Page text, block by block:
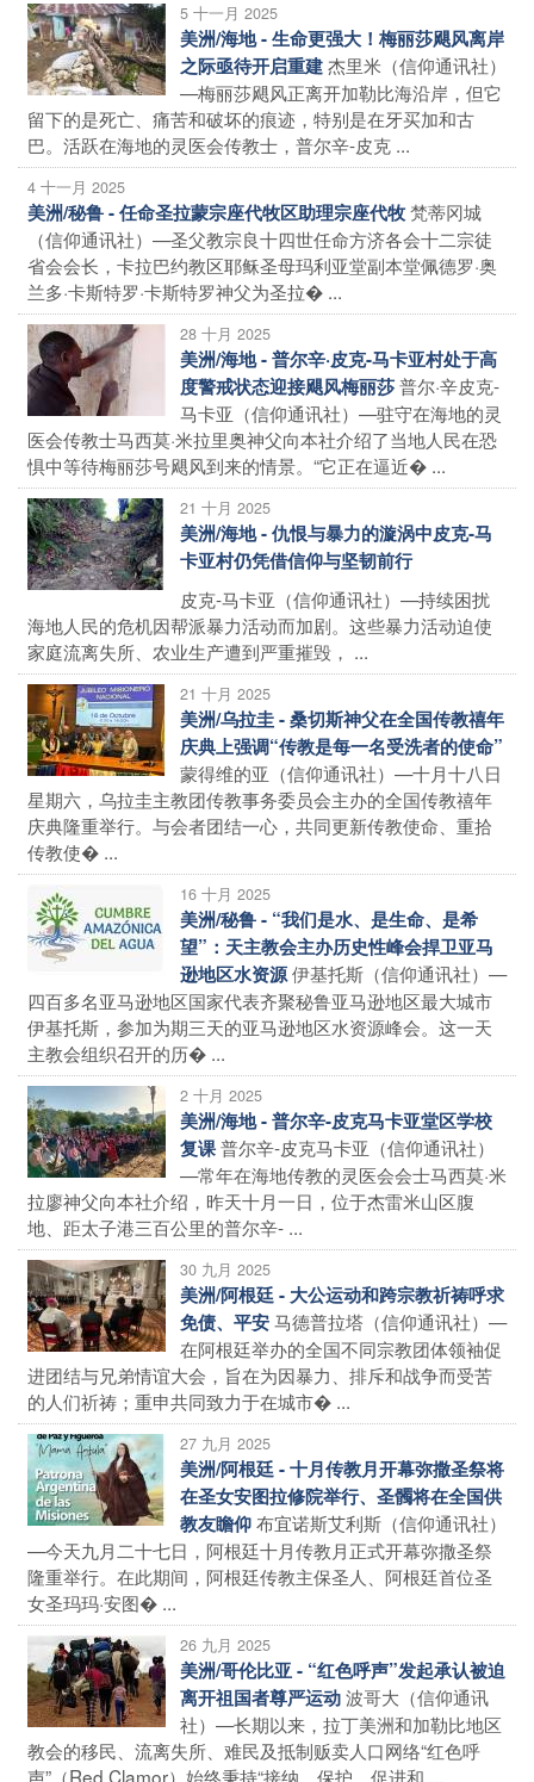
5 十一月 2025
美洲/海地 - 生命更强大！梅丽莎飓风离岸
之际亟待开启重建杰里米（信仰通讯社）
—梅丽莎飓风正离开加勒比海沿岸，但它
留下的是死亡、痛苦和破坏的痕迹，特别是在牙买加和古
巴。活跃在海地的灵医会传教士，普尔辛-皮克 ...
4 十一月 2025
美洲/秘鲁 - 任命圣拉蒙宗座代牧区助理宗座代牧梵蒂冈城
（信仰通讯社）—圣父教宗良十四世任命方济各会十二宗徒
省会会长，卡拉巴约教区耶稣圣母玛利亚堂副本堂佩德罗·奥
兰多·卡斯特罗·卡斯特罗神父为圣拉� ...
28 十月 2025
美洲/海地 - 普尔辛·皮克-马卡亚村处于高
度警戒状态迎接飓风梅丽莎普尔·辛皮克-
马卡亚（信仰通讯社）—驻守在海地的灵
医会传教士马西莫·米拉里奥神父向本社介绍了当地人民在恐
惧中等待梅丽莎号飓风到来的情景。“它正在逼近� ...
21 十月 2025
美洲/海地 - 仇恨与暴力的漩涡中皮克-马
卡亚村仍凭借信仰与坚韧前行
皮克-马卡亚（信仰通讯社）—持续困扰
海地人民的危机因帮派暴力活动而加剧。这些暴力活动迫使
家庭流离失所、农业生产遭到严重摧毁， ...
21 十月 2025
美洲/乌拉圭 - 桑切斯神父在全国传教禧年
庆典上强调“传教是每一名受洗者的使命”
蒙得维的亚（信仰通讯社）—十月十八日
星期六，乌拉圭主教团传教事务委员会主办的全国传教禧年
庆典隆重举行。与会者团结一心，共同更新传教使命、重拾
传教使� ...
16 十月 2025
美洲/秘鲁 - “我们是水、是生命、是希
望”：天主教会主办历史性峰会捍卫亚马
逊地区水资源伊基托斯（信仰通讯社）—
四百多名亚马逊地区国家代表齐聚秘鲁亚马逊地区最大城市
伊基托斯，参加为期三天的亚马逊地区水资源峰会。这一天
主教会组织召开的历� ...
2 十月 2025
美洲/海地 - 普尔辛-皮克马卡亚堂区学校
复课普尔辛-皮克马卡亚（信仰通讯社）
—常年在海地传教的灵医会会士马西莫·米
拉廖神父向本社介绍，昨天十月一日，位于杰雷米山区腹
地、距太子港三百公里的普尔辛- ...
30 九月 2025
美洲/阿根廷 - 大公运动和跨宗教祈祷呼求
免债、平安马德普拉塔（信仰通讯社）—
在阿根廷举办的全国不同宗教团体领袖促
进团结与兄弟情谊大会，旨在为因暴力、排斥和战争而受苦
的人们祈祷；重申共同致力于在城市� ...
27 九月 2025
美洲/阿根廷 - 十月传教月开幕弥撒圣祭将
在圣女安图拉修院举行、圣髑将在全国供
教友瞻仰布宜诺斯艾利斯（信仰通讯社）
—今天九月二十七日，阿根廷十月传教月正式开幕弥撒圣祭
隆重举行。在此期间，阿根廷传教主保圣人、阿根廷首位圣
女圣玛玛·安图� ...
26 九月 2025
美洲/哥伦比亚 - “红色呼声”发起承认被迫
离开祖国者尊严运动波哥大（信仰通讯
社）—长期以来，拉丁美洲和加勒比地区
教会的移民、流离失所、难民及抵制贩卖人口网络“红色呼
声”（Red Clamor）始终秉持“接纳、保护、促进和 ...